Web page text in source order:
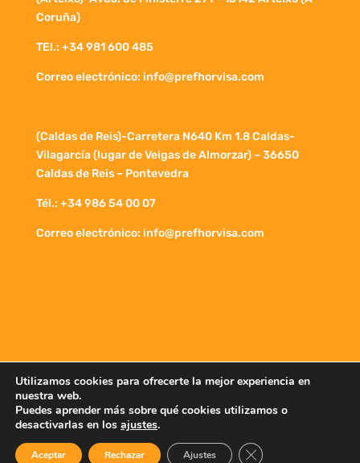
Coruña)
TEl.: +34 981 600 485
Correo electrónico: info@prefhorvisa.com
(Caldas de Reis)-Carretera N640 Km 1.8 Caldas-
Vilagarcía (lugar de Veigas de Almorzar) – 36650
Caldas de Reis – Pontevedra
Tél.: +34 986 54 00 07
Correo electrónico: info@prefhorvisa.com
Política de Privacidad
Política de Cookies
©2022 Prefhorvisa
Utilizamos cookies para ofrecerte la mejor experiencia en
nuestra web.
Puedes aprender más sobre qué cookies utilizamos o
desactivarlas en los ajustes.
Aceptar Rechazar Ajustes Cerrar el banner de